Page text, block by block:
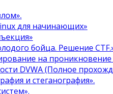
для начинающих»
бойца. Решение
на
DVWA (Полное
и стеганография».